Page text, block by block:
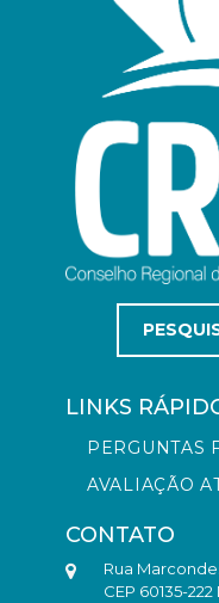
LINKS
PERGUNTAS
AVALIAÇÃO
CONTATO
Rua
CEP 60135-